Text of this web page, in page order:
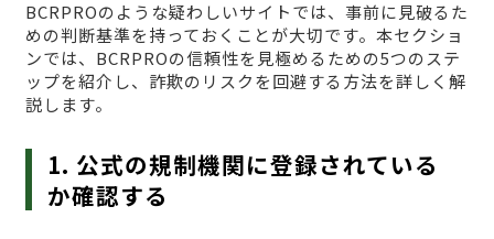
BCRPROのような疑わしいサイトでは、事前に見破るた
めの判断基準を持っておくことが大切です。本セクショ
ンでは、BCRPROの信頼性を見極めるための5つのステ
ップを紹介し、詐欺のリスクを回避する方法を詳しく解
説します。
1. 公式の規制機関に登録されている
か確認する